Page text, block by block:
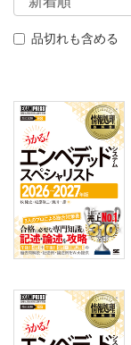
品切れも含める